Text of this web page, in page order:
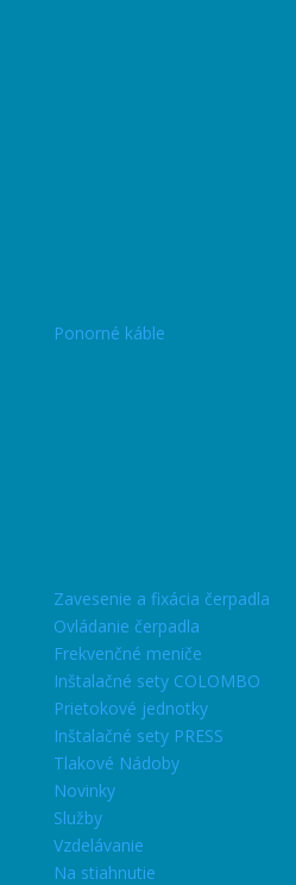
Ponorné káble
Zavesenie a fixácia čerpadla
Ovládanie čerpadla
Frekvenčné meniče
Inštalačné sety COLOMBO
Prietokové jednotky
Inštalačné sety PRESS
Tlakové Nádoby
Novinky
Služby
Vzdelávanie
Na stiahnutie